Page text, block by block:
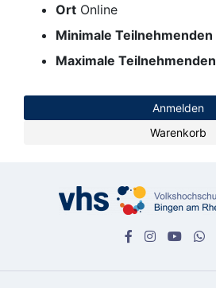
Ort Online
Minimale Teilnehmenden
Maximale Teilnehmenden
Anmelden
Warenkorb